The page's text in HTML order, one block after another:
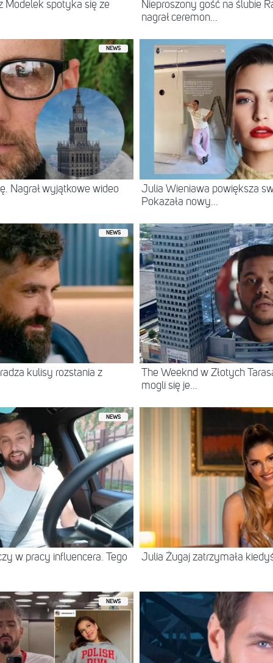
Modelek spotyka się ze
Nieproszony gość na ślubie
nagrał ceremon...
NEWS
Nagrał wyjątkowe wideo
Julia Wieniawa powiększa
Pokazała nowy...
NEWS
kulisy rozstania z
The Weeknd w Złotych
mogli się je...
NEWS
w pracy influencera. Tego Julia Żugaj zatrzymała
NEWS